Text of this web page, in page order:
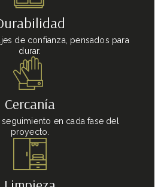
de confianza, pensados para
durar.
Cercanía
en cada fase del
proyecto.